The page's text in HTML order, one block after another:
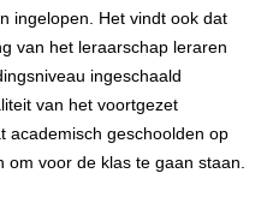
ingelopen. Het vindt ook dat
van het leraarschap leraren
ingeschaald
van het voortgezet
academisch geschoolden op
voor de klas te gaan staan.